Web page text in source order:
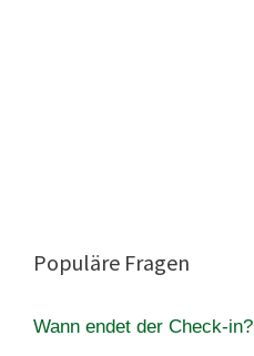
Populäre Fragen
Wann endet der Check-in?